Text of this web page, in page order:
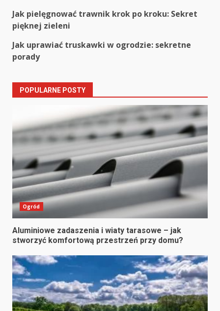
Post
navigation
Jak pielęgnować trawnik krok po kroku: Sekret
pięknej zieleni
Jak uprawiać truskawki w ogrodzie: sekretne
porady
POPULARNE POSTY
Ogród
Aluminiowe zadaszenia i wiaty tarasowe – jak
stworzyć komfortową przestrzeń przy domu?